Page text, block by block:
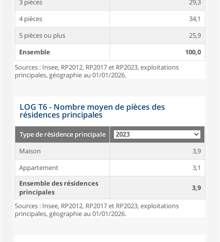
3 pièces
29,3
4 pièces
34,1
5 pièces ou plus
25,9
Ensemble
100,0
Sources : Insee, RP2012, RP2017 et RP2023, exploitations
principales, géographie au 01/01/2026.
LOG T6 - Nombre moyen de pièces des
résidences principales
Type de résidence principale
Maison
3,9
Appartement
3,1
Ensemble des résidences
principales
3,9
Sources : Insee, RP2012, RP2017 et RP2023, exploitations
principales, géographie au 01/01/2026.